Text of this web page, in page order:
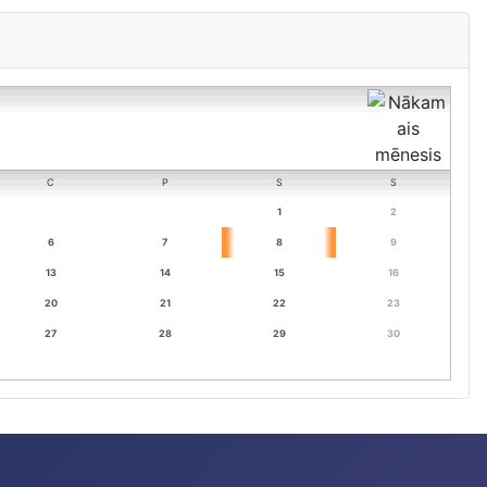
C P S S
1 2
6 7 8 9
13 14 15 16
20 21 22 23
27 28 29 30